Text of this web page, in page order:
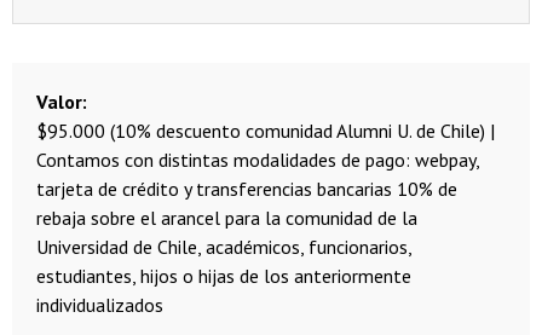
Valor
$95.000 (10% descuento comunidad Alumni U. de Chile) |
Contamos con distintas modalidades de pago: webpay,
tarjeta de crédito y transferencias bancarias 10% de
rebaja sobre el arancel para la comunidad de la
Universidad de Chile, académicos, funcionarios,
estudiantes, hijos o hijas de los anteriormente
individualizados